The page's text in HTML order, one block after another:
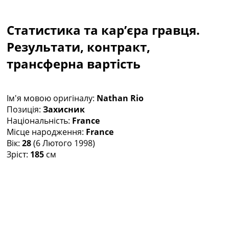
Чемпіонат Світу
Україна. Прем’єр-Ліга
Україна. Перша Ліга
Ліга Чемпіонів
Ще Турніри >>>
Таблиці
Чемпіонат Світу. Турнирні таблиці
Таблиця УПЛ
Перша Ліга
Таблиця АПЛ
Статистика та кар’єра гравця.
Результати, контракт,
трансферна вартість
Ім'я мовою оригіналу: Nathan Rio
Позиція: Захисник
Національність: France
Місце народження: France
Вік: 28(6 Лютого 1998)
Зріст: 185 см